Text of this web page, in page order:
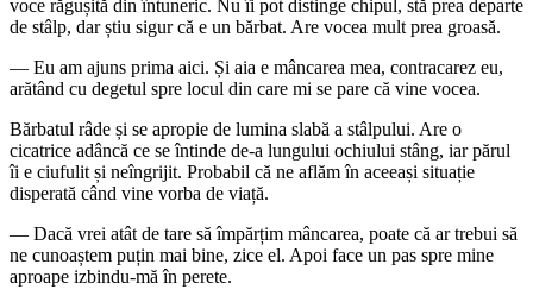
voce răgușită din întuneric. Nu îi pot distinge chipul, stă prea departe
de stâlp, dar știu sigur că e un bărbat. Are vocea mult prea groasă.
— Eu am ajuns prima aici. Și aia e mâncarea mea, contracarez eu,
arătând cu degetul spre locul din care mi se pare că vine vocea.
Bărbatul râde și se apropie de lumina slabă a stâlpului. Are o
cicatrice adâncă ce se întinde de-a lungului ochiului stâng, iar părul
îi e ciufulit și neîngrijit. Probabil că ne aflăm în aceeași situație
disperată când vine vorba de viață.
— Dacă vrei atât de tare să împărțim mâncarea, poate că ar trebui să
ne cunoaștem puțin mai bine, zice el. Apoi face un pas spre mine
aproape izbindu-mă în perete.